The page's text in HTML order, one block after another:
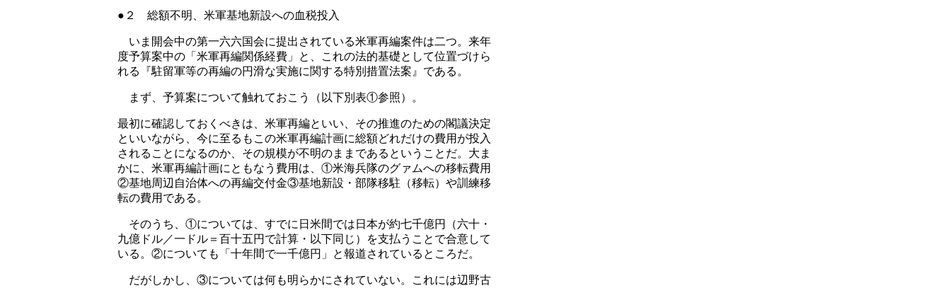
●２ 総額不明、米軍基地新設への血税投入
いま開会中の第一六六国会に提出されている米軍再編案件は二つ。来年
度予算案中の「米軍再編関係経費」と、これの法的基礎として位置づけら
れる『駐留軍等の再編の円滑な実施に関する特別措置法案』である。
まず、予算案について触れておこう（以下別表①参照）。
最初に確認しておくべきは、米軍再編といい、その推進のための閣議決定
といいながら、今に至るもこの米軍再編計画に総額どれだけの費用が投入
されることになるのか、その規模が不明のままであるということだ。大ま
かに、米軍再編計画にともなう費用は、①米海兵隊のグァムへの移転費用
②基地周辺自治体への再編交付金③基地新設・部隊移駐（移転）や訓練移
転の費用である。
そのうち、①については、すでに日米間では日本が約七千億円（六十・
九億ドル／一ドル＝百十五円で計算・以下同じ）を支払うことで合意して
いる。②についても「十年間で一千億円」と報道されているところだ。
だがしかし、③については何も明らかにされていない。これには辺野古